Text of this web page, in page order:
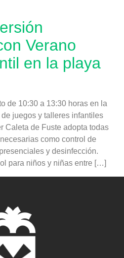
Verano
en la playa
de 10:30 a 13:30 horas en la
juegos y talleres infantiles
Caleta de Fuste adopta todas
como control de
y desinfección.
para niños y niñas entre […]